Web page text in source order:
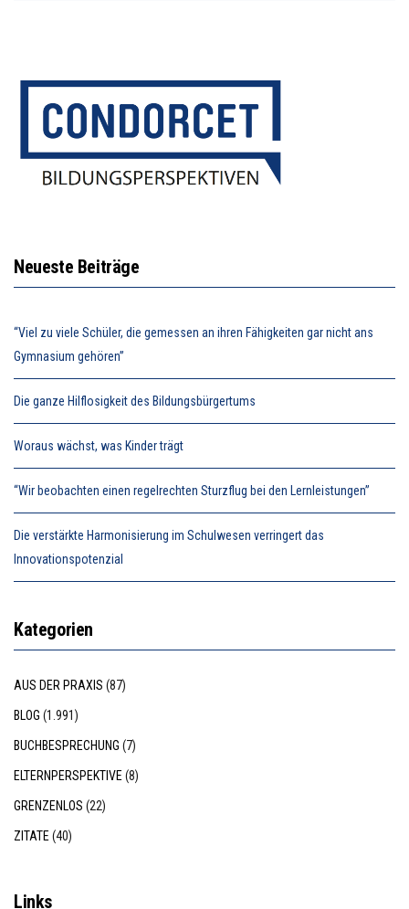
Neueste Beiträge
“Viel zu viele Schüler, die gemessen an ihren Fähigkeiten gar nicht ans
Gymnasium gehören”
Die ganze Hilflosigkeit des Bildungsbürgertums
Woraus wächst, was Kinder trägt
“Wir beobachten einen regelrechten Sturzflug bei den Lernleistungen”
Die verstärkte Harmonisierung im Schulwesen verringert das
Innovationspotenzial
Kategorien
AUS DER PRAXIS (87)
BLOG (1.991)
BUCHBESPRECHUNG (7)
ELTERNPERSPEKTIVE (8)
GRENZENLOS (22)
ZITATE (40)
Links